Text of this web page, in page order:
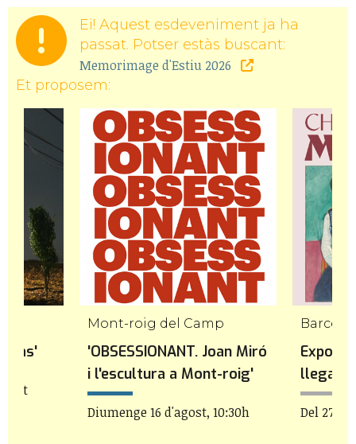
Ei! Aquest esdeveniment ja ha
passat. Potser estàs buscant:
Memorimage d'Estiu 2026
Et proposem:
mas'
Mont-roig del Camp
'OBSESSIONANT. Joan Miró
i l'escultura a Mont-roig'
Diumenge 16 d'agost, 10:30h
llegat
Del 27